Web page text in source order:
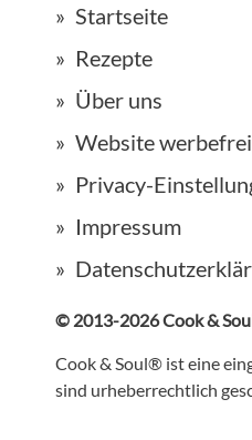
Startseite
Rezepte
Über uns
Website
Privacy-
Impressum
© 2013-2026 Cook &
Cook & Soul® ist eine
sind urheberrechtlich